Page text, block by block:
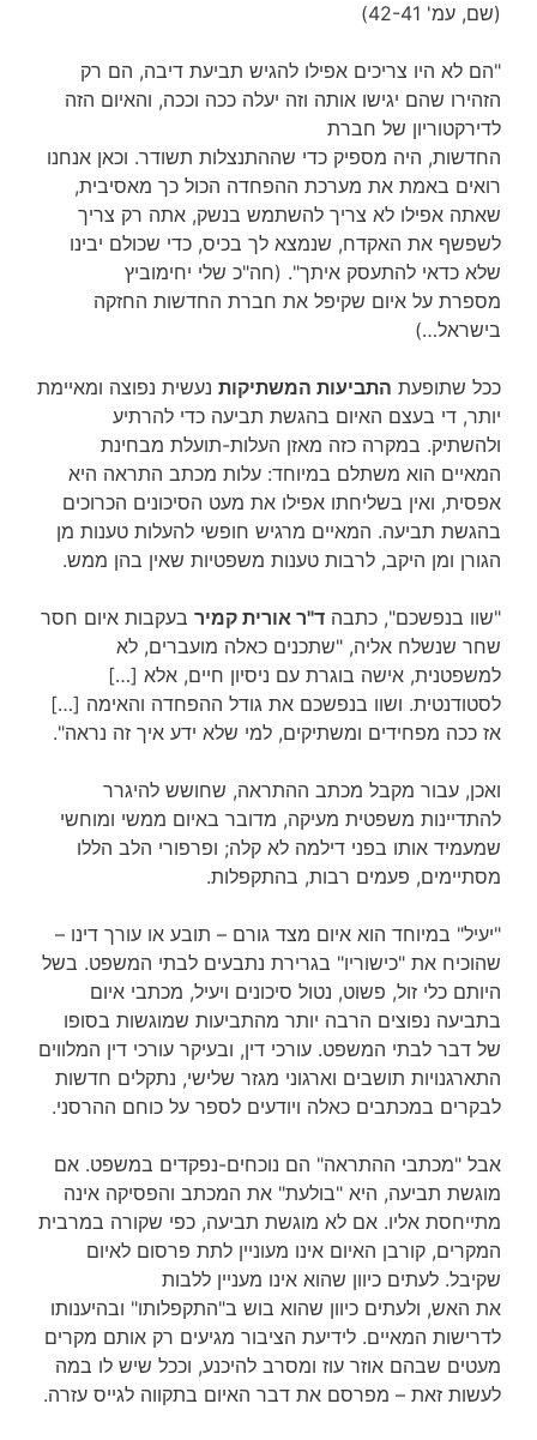
(שם, עמ' 42-41)
"הם לא היו צריכים אפילו להגיש תביעת דיבה, הם רק
הזהירו שהם יגישו אותה וזה יעלה ככה וככה, והאיום הזה
לדירקטוריון של חברת
החדשות, היה מספיק כדי שההתנצלות תשודר. וכאן אנחנו
רואים באמת את מערכת ההפחדה הכול כך מאסיבית,
שאתה אפילו לא צריך להשתמש בנשק, אתה רק צריך
לשפשף את האקדח, שנמצא לך בכיס, כדי שכולם יבינו
שלא כדאי להתעסק איתך". (חה"כ שלי יחימוביץ
מספרת על איום שקיפל את חברת החדשות החזקה
בישראל…)
ככל שתופעת התביעות המשתיקות נעשית נפוצה ומאיימת
יותר, די בעצם האיום בהגשת תביעה כדי להרתיע
ולהשתיק. במקרה כזה מאזן העלות-תועלת מבחינת
המאיים הוא משתלם במיוחד: עלות מכתב התראה היא
אפסית, ואין בשליחתו אפילו את מעט הסיכונים הכרוכים
בהגשת תביעה. המאיים מרגיש חופשי להעלות טענות מן
הגורן ומן היקב, לרבות טענות משפטיות שאין בהן ממש.
"שוו בנפשכם", כתבה ד"ר אורית קמיר בעקבות איום חסר
שחר שנשלח אליה, "שתכנים כאלה מועברים, לא
למשפטנית, אישה בוגרת עם ניסיון חיים, אלא […]
לסטודנטית. ושוו בנפשכם את גודל ההפחדה והאימה […]
אז ככה מפחידים ומשתיקים, למי שלא ידע איך זה נראה".
ואכן, עבור מקבל מכתב ההתראה, שחושש להיגרר
להתדיינות משפטית מעיקה, מדובר באיום ממשי ומוחשי
שמעמיד אותו בפני דילמה לא קלה; ופרפורי הלב הללו
מסתיימים, פעמים רבות, בהתקפלות.
"יעיל" במיוחד הוא איום מצד גורם – תובע או עורך דינו –
שהוכיח את "כישוריו" בגרירת נתבעים לבתי המשפט. בשל
היותם כלי זול, פשוט, נטול סיכונים ויעיל, מכתבי איום
בתביעה נפוצים הרבה יותר מהתביעות שמוגשות בסופו
של דבר לבתי המשפט. עורכי דין, ובעיקר עורכי דין המלווים
התארגנויות תושבים וארגוני מגזר שלישי, נתקלים חדשות
לבקרים במכתבים כאלה ויודעים לספר על כוחם ההרסני.
אבל "מכתבי ההתראה" הם נוכחים-נפקדים במשפט. אם
מוגשת תביעה, היא "בולעת" את המכתב והפסיקה אינה
מתייחסת אליו. אם לא מוגשת תביעה, כפי שקורה במרבית
המקרים, קורבן האיום אינו מעוניין לתת פרסום לאיום
שקיבל. לעתים כיוון שהוא אינו מעניין ללבות
את האש, ולעתים כיוון שהוא בוש ב"התקפלותו" ובהיענותו
לדרישות המאיים. לידיעת הציבור מגיעים רק אותם מקרים
מעטים שבהם אוזר עוז ומסרב להיכנע, וככל שיש לו במה
לעשות זאת – מפרסם את דבר האיום בתקווה לגייס עזרה.